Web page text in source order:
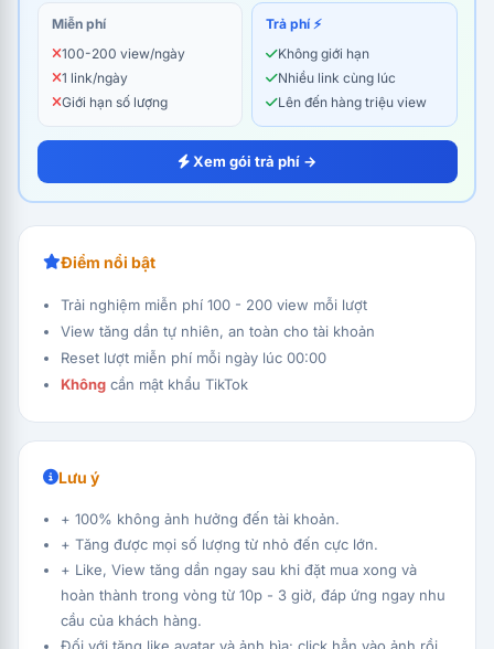
Miễn phí
100-200 view/ngày
1 link/ngày
Giới hạn số lượng
Trả phí ⚡
Không giới hạn
Nhiều link cùng lúc
Lên đến hàng triệu view
Xem gói trả phí →
Điểm nổi bật
Trải nghiệm miễn phí 100 - 200 view mỗi lượt
View tăng dần tự nhiên, an toàn cho tài khoản
Reset lượt miễn phí mỗi ngày lúc 00:00
Không cần mật khẩu TikTok
Lưu ý
+ 100% không ảnh hưởng đến tài khoản.
+ Tăng được mọi số lượng từ nhỏ đến cực lớn.
+ Like, View tăng dần ngay sau khi đặt mua xong và
hoàn thành trong vòng từ 10p - 3 giờ, đáp ứng ngay nhu
cầu của khách hàng.
Đối với tăng like avatar và ảnh bìa: click hẳn vào ảnh rồi